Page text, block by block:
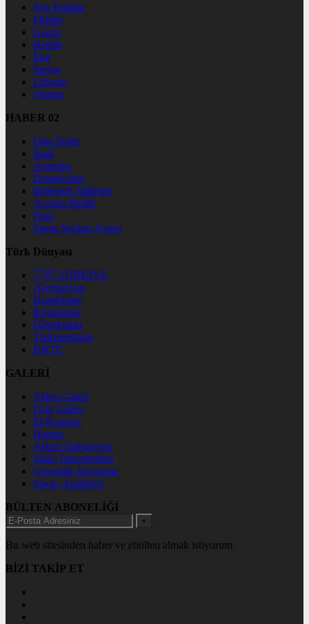
Son Dakika
Filistin
Gazze
Kudüs
İran
Suriye
Lübnan
Yemen
HABER 02
Orta Doğu
İsrail
Amerika
Destekçileri
Birleşmiş Milletler
Avrupa Birliği
Nato
Savaş Suçları Arşivi
Türk Dünyası
🇹🇷 TÜRKİYE
Azerbaycan
Kazakistan
Kırgızistan
Özbekistan
Türkmenistan
KKTC
GALERİ
Video Galeri
Foto Galeri
El-Kassam
Hamas
Askeri Operasyon
Silah Teknolojileri
Güvenlik-Savunma
Savaş Analizleri
BÜLTEN ABONELİĞİ
+
Bu web sitesinden haber ve ebülten almak istiyorum
BİZİ TAKİP ET